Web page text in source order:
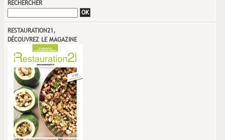
RECHERCHER
RESTAURATION21,
DÉCOUVREZ LE MAGAZINE